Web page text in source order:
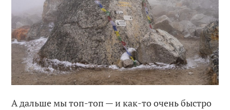
А дальше мы топ-топ — и как-то очень быстро